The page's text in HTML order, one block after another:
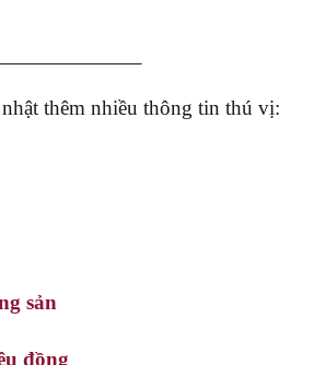
nhật thêm nhiều thông tin thú vị:
sản
đồng